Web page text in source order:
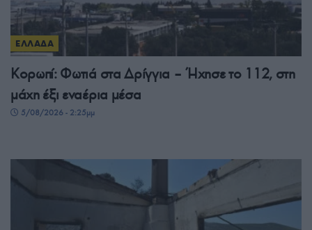
ΕΛΛΑΔΑ
Κορωπί: Φωτιά στα Δρίγγια – Ήχησε το 112, στη
μάχη έξι εναέρια μέσα
5/08/2026 - 2:25μμ